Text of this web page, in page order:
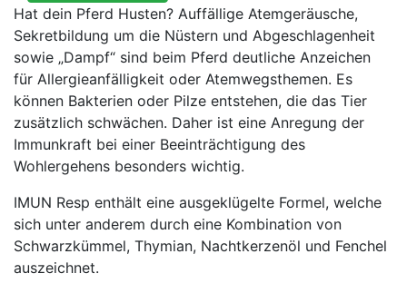
Hat dein Pferd Husten? Auffällige Atemgeräusche,
Sekretbildung um die Nüstern und Abgeschlagenheit
sowie „Dampf“ sind beim Pferd deutliche Anzeichen
für Allergieanfälligkeit oder Atemwegsthemen. Es
können Bakterien oder Pilze entstehen, die das Tier
zusätzlich schwächen. Daher ist eine Anregung der
Immunkraft bei einer Beeinträchtigung des
Wohlergehens besonders wichtig.
IMUN Resp enthält eine ausgeklügelte Formel, welche
sich unter anderem durch eine Kombination von
Schwarzkümmel, Thymian, Nachtkerzenöl und Fenchel
auszeichnet.